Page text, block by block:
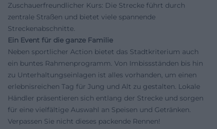
Zuschauerfreundlicher Kurs: Die Strecke führt durch
zentrale Straßen und bietet viele spannende
Streckenabschnitte.
Ein Event für die ganze Familie
Neben sportlicher Action bietet das Stadtkriterium auch
ein buntes Rahmenprogramm. Von Imbissständen bis hin
zu Unterhaltungseinlagen ist alles vorhanden, um einen
erlebnisreichen Tag für Jung und Alt zu gestalten. Lokale
Händler präsentieren sich entlang der Strecke und sorgen
für eine vielfältige Auswahl an Speisen und Getränken.
Verpassen Sie nicht dieses packende Rennen!